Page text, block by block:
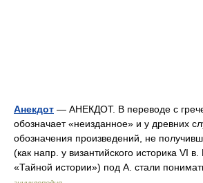
Анекдот — АНЕКДОТ. В переводе с
обозначает «неизданное» и у древних
обозначения произведений, не
(как напр. у византийского историка VI
«Тайной истории») под А. стали